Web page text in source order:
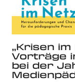
„Krisen im
Vorträge
bei der